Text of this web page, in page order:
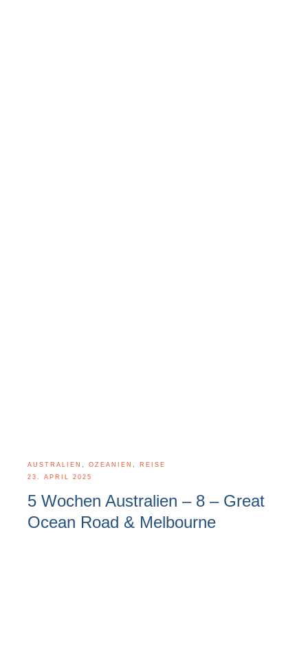
AUSTRALIEN , OZEANIEN , REISE
23. APRIL 2025
5 Wochen Australien – 8 – Great
Ocean Road & Melbourne